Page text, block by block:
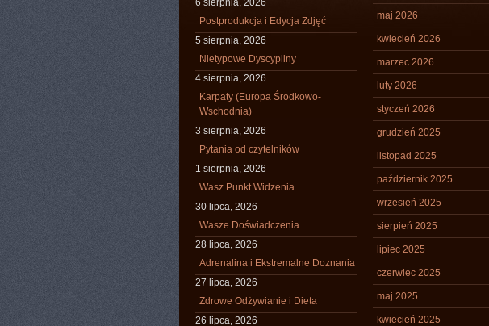
6 sierpnia, 2026
Postprodukcja i Edycja Zdjęć
5 sierpnia, 2026
Nietypowe Dyscypliny
4 sierpnia, 2026
Karpaty (Europa Środkowo-
Wschodnia)
3 sierpnia, 2026
Pytania od czytelników
1 sierpnia, 2026
Wasz Punkt Widzenia
30 lipca, 2026
Wasze Doświadczenia
28 lipca, 2026
Adrenalina i Ekstremalne Doznania
27 lipca, 2026
Zdrowe Odżywianie i Dieta
26 lipca, 2026
maj 2026
kwiecień 2026
marzec 2026
luty 2026
styczeń 2026
grudzień 2025
listopad 2025
październik 2025
wrzesień 2025
sierpień 2025
lipiec 2025
czerwiec 2025
maj 2025
kwiecień 2025